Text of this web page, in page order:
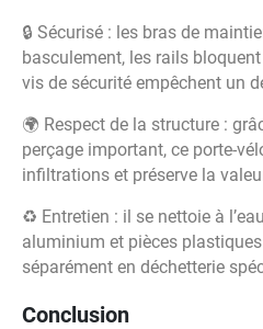
🔒 Sécurisé : les bras de
basculement, les rails
vis de sécurité empêchent un
🌍 Respect de la structure :
perçage important, ce porte-
infiltrations et préserve la
♻️ Entretien : il se nettoie à
aluminium et pièces
séparément en déchetterie
Conclusion